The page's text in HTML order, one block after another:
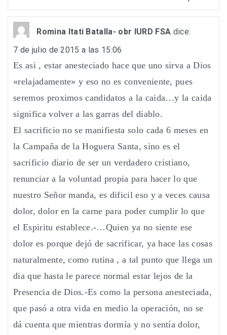
Romina Itati Batalla- obr IURD FSA dice:
7 de julio de 2015 a las 15:06
Es asi , estar anesteciado hace que uno sirva a Dios
«relajadamente» y eso no es conveniente, pues
seremos proximos candidatos a la caida…y la caida
significa volver a las garras del diablo.
El sacrificio no se manifiesta solo cada 6 meses en
la Campaña de la Hoguera Santa, sino es el
sacrificio diario de ser un verdadero cristiano,
renunciar a la voluntad propia para hacer lo que
nuestro Señor manda, es dificil eso y a veces causa
dolor, dolor en la carne para poder cumplir lo que
el Espiritu establece.-…Quien ya no siente ese
dolor es porque dejó de sacrificar, ya hace las cosas
naturalmente, como rutina , a tal punto que llega un
dia que hasta le parece normal estar lejos de la
Presencia de Dios.-Es como la persona anesteciada,
que pasó a otra vida en medio la operación, no se
dá cuenta que mientras dormía y no sentía dolor,